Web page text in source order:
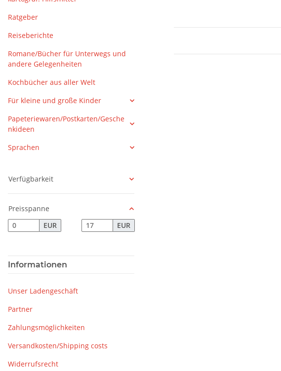
Ratgeber
Reiseberichte
Romane/Bücher für Unterwegs und
andere Gelegenheiten
Kochbücher aus aller Welt
Für kleine und große Kinder
Papeteriewaren/Postkarten/Gesche
nkideen
Sprachen
Verfügbarkeit
Preisspanne
EUR
EUR
Informationen
Unser Ladengeschäft
Partner
Zahlungsmöglichkeiten
Versandkosten/Shipping costs
Widerrufsrecht